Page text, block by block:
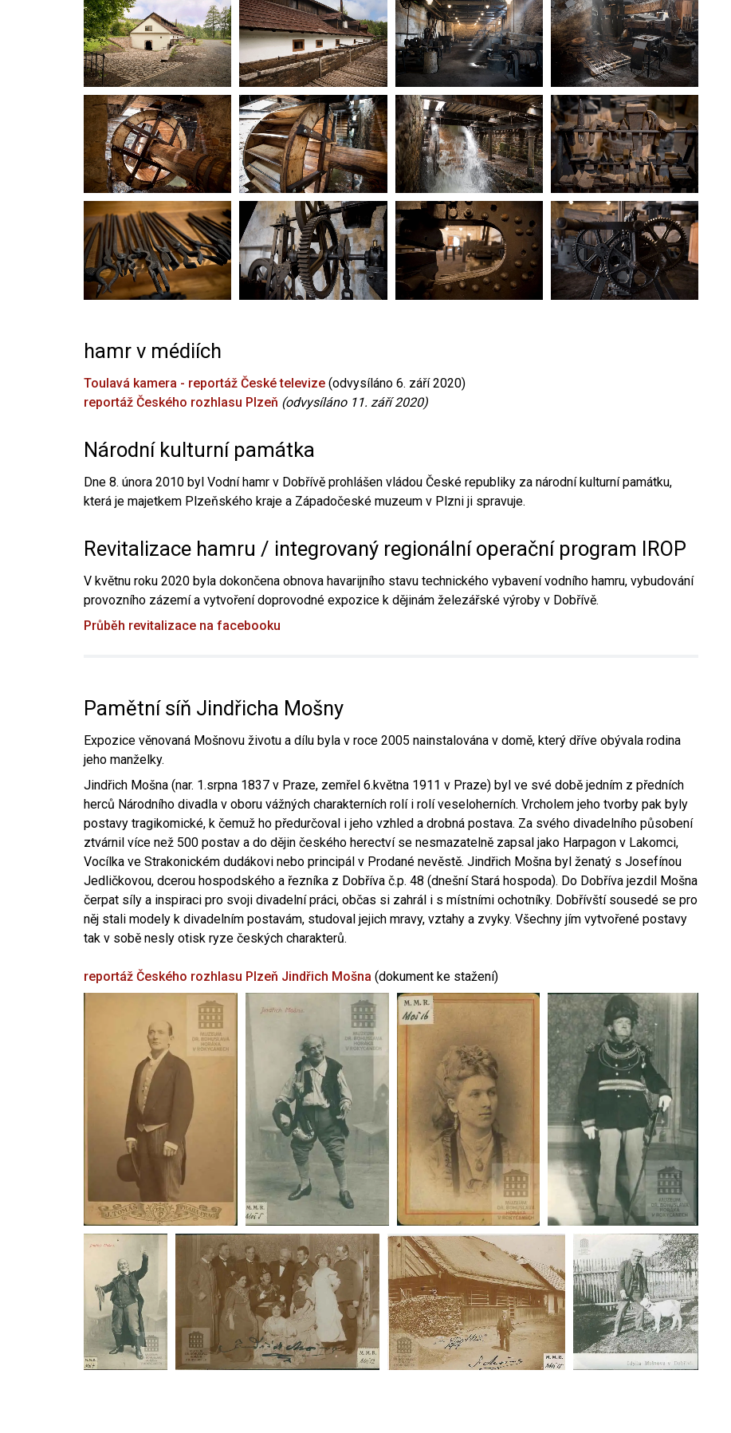
hamr v médiích
Toulavá kamera - reportáž České televize (odvysíláno 6. září 2020)
reportáž Českého rozhlasu Plzeň (odvysíláno 11. září 2020)
Národní kulturní památka
Dne 8. února 2010 byl Vodní hamr v Dobřívě prohlášen vládou České republiky za národní kulturní památku,
která je majetkem Plzeňského kraje a Západočeské muzeum v Plzni ji spravuje.
Revitalizace hamru / integrovaný regionální operační program IROP
V květnu roku 2020 byla dokončena obnova havarijního stavu technického vybavení vodního hamru, vybudování
provozního zázemí a vytvoření doprovodné expozice k dějinám železářské výroby v Dobřívě.
Průběh revitalizace na facebooku
Pamětní síň Jindřicha Mošny
Expozice věnovaná Mošnovu životu a dílu byla v roce 2005 nainstalována v domě, který dříve obývala rodina
jeho manželky.
Jindřich Mošna (nar. 1.srpna 1837 v Praze, zemřel 6.května 1911 v Praze) byl ve své době jedním z předních
herců Národního divadla v oboru vážných charakterních rolí i rolí veseloherních. Vrcholem jeho tvorby pak byly
postavy tragikomické, k čemuž ho předurčoval i jeho vzhled a drobná postava. Za svého divadelního působení
ztvárnil více než 500 postav a do dějin českého herectví se nesmazatelně zapsal jako Harpagon v Lakomci,
Vocílka ve Strakonickém dudákovi nebo principál v Prodané nevěstě. Jindřich Mošna byl ženatý s Josefínou
Jedličkovou, dcerou hospodského a řezníka z Dobříva č.p. 48 (dnešní Stará hospoda). Do Dobříva jezdil Mošna
čerpat síly a inspiraci pro svoji divadelní práci, občas si zahrál i s místními ochotníky. Dobřívští sousedé se pro
něj stali modely k divadelním postavám, studoval jejich mravy, vztahy a zvyky. Všechny jím vytvořené postavy
tak v sobě nesly otisk ryze českých charakterů.
reportáž Českého rozhlasu Plzeň Jindřich Mošna (dokument ke stažení)